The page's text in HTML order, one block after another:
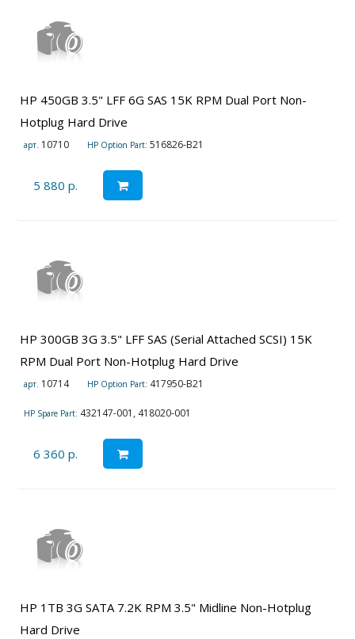
HP 450GB 3.5" LFF 6G SAS 15K RPM Dual Port Non-
Hotplug Hard Drive
арт. 10710 HP Option Part: 516826-B21
5 880 р.
HP 300GB 3G 3.5" LFF SAS (Serial Attached SCSI) 15K
RPM Dual Port Non-Hotplug Hard Drive
арт. 10714 HP Option Part: 417950-B21
HP Spare Part: 432147-001, 418020-001
6 360 р.
HP 1TB 3G SATA 7.2K RPM 3.5" Midline Non-Hotplug
Hard Drive